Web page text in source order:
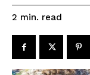
2 min. read